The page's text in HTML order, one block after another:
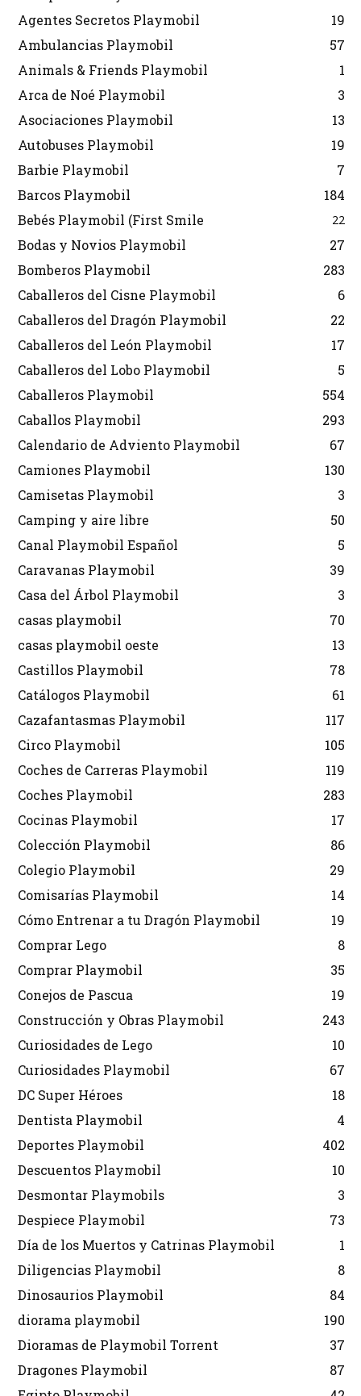
Agentes Secretos Playmobil
19
Ambulancias Playmobil
57
Animals & Friends Playmobil
1
Arca de Noé Playmobil
3
Asociaciones Playmobil
13
Autobuses Playmobil
19
Barbie Playmobil
7
Barcos Playmobil
184
Bebés Playmobil (First Smile
22
Bodas y Novios Playmobil
27
Bomberos Playmobil
283
Caballeros del Cisne Playmobil
6
Caballeros del Dragón Playmobil
22
Caballeros del León Playmobil
17
Caballeros del Lobo Playmobil
5
Caballeros Playmobil
554
Caballos Playmobil
293
Calendario de Adviento Playmobil
67
Camiones Playmobil
130
Camisetas Playmobil
3
Camping y aire libre
50
Canal Playmobil Español
5
Caravanas Playmobil
39
Casa del Árbol Playmobil
3
casas playmobil
70
casas playmobil oeste
13
Castillos Playmobil
78
Catálogos Playmobil
61
Cazafantasmas Playmobil
117
Circo Playmobil
105
Coches de Carreras Playmobil
119
Coches Playmobil
283
Cocinas Playmobil
17
Colección Playmobil
86
Colegio Playmobil
29
Comisarías Playmobil
14
Cómo Entrenar a tu Dragón Playmobil
19
Comprar Lego
8
Comprar Playmobil
35
Conejos de Pascua
19
Construcción y Obras Playmobil
243
Curiosidades de Lego
10
Curiosidades Playmobil
67
DC Super Héroes
18
Dentista Playmobil
4
Deportes Playmobil
402
Descuentos Playmobil
10
Desmontar Playmobils
3
Despiece Playmobil
73
Día de los Muertos y Catrinas Playmobil
1
Diligencias Playmobil
8
Dinosaurios Playmobil
84
diorama playmobil
190
Dioramas de Playmobil Torrent
37
Dragones Playmobil
87